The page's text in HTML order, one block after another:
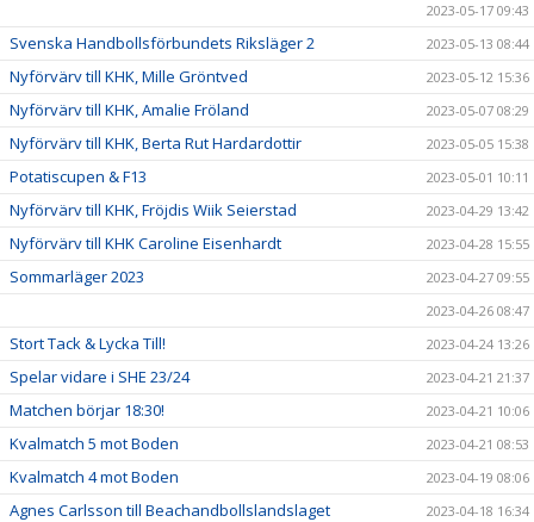
2023-05-17 09:43
Svenska Handbollsförbundets Riksläger 2 2023-05-13 08:44
Nyförvärv till KHK, Mille Gröntved 2023-05-12 15:36
Nyförvärv till KHK, Amalie Fröland 2023-05-07 08:29
Nyförvärv till KHK, Berta Rut Hardardottir 2023-05-05 15:38
Potatiscupen & F13 2023-05-01 10:11
Nyförvärv till KHK, Fröjdis Wiik Seierstad 2023-04-29 13:42
Nyförvärv till KHK Caroline Eisenhardt 2023-04-28 15:55
Sommarläger 2023
2023-04-27 09:55
2023-04-26 08:47
Stort Tack & Lycka Till! 2023-04-24 13:26
Spelar vidare i SHE 23/24 2023-04-21 21:37
Matchen börjar 18:30! 2023-04-21 10:06
Kvalmatch 5 mot Boden 2023-04-21 08:53
Kvalmatch 4 mot Boden 2023-04-19 08:06
Agnes Carlsson till Beachandbollslandslaget
2023-04-18 16:34